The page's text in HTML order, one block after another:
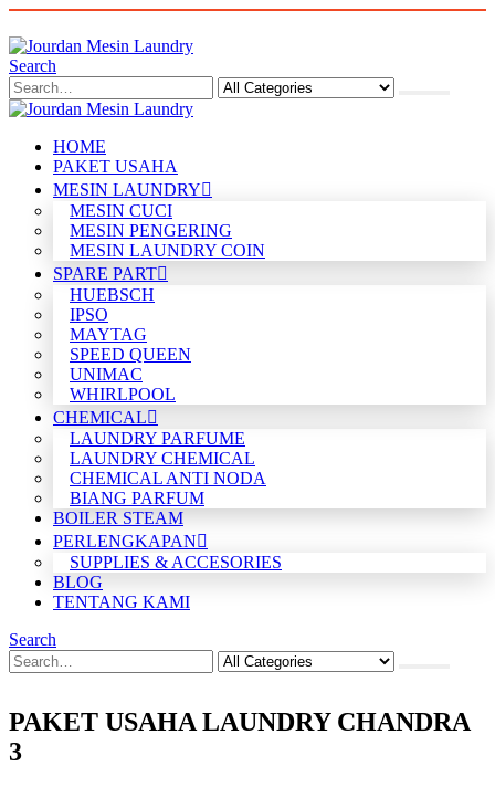
Search
HOME
PAKET USAHA
MESIN LAUNDRY
MESIN CUCI
MESIN PENGERING
MESIN LAUNDRY COIN
SPARE PART
HUEBSCH
IPSO
MAYTAG
SPEED QUEEN
UNIMAC
WHIRLPOOL
CHEMICAL
LAUNDRY PARFUME
LAUNDRY CHEMICAL
CHEMICAL ANTI NODA
BIANG PARFUM
BOILER STEAM
PERLENGKAPAN
SUPPLIES & ACCESORIES
BLOG
TENTANG KAMI
Search
PAKET USAHA LAUNDRY CHANDRA
3